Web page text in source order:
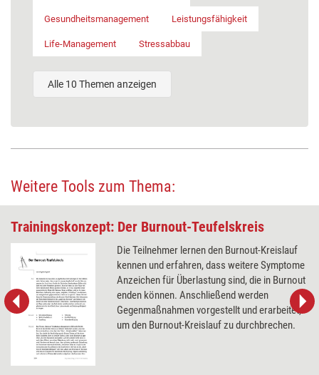
Gesundheitsmanagement Leistungsfähigkeit
Life-Management Stressabbau
Alle 10 Themen anzeigen
Weitere Tools zum Thema:
Trainingskonzept: Der Burnout-Teufelskreis
Die Teilnehmer lernen den Burnout-Kreislauf
kennen und erfahren, dass weitere Symptome
Anzeichen für Überlastung sind, die in Burnout
enden können. Anschließend werden
Gegenmaßnahmen vorgestellt und erarbeitet,
um den Burnout-Kreislauf zu durchbrechen.